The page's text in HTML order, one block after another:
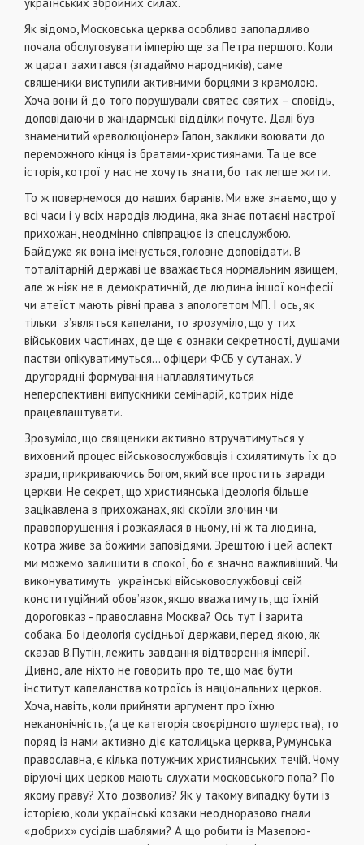
українських збройних силах.
Як відомо, Московська церква особливо запопадливо
почала обслуговувати імперію ще за Петра першого. Коли
ж царат захитався (згадаймо народників), саме
священики виступили активними борцями з крамолою.
Хоча вони й до того порушували святеє святих – сповідь,
доповідаючи в жандармські відділки почуте. Далі був
знаменитий «революціонер» Гапон, заклики воювати до
переможного кінця із братами-християнами. Та це все
історія, котрої у нас не хочуть знати, бо так легше жити.
То ж повернемося до наших баранів. Ми вже знаємо, що у
всі часи і у всіх народів людина, яка знає потаєні настрої
прихожан, неодмінно співпрацює із спецслужбою.
Байдуже як вона іменується, головне доповідати. В
тоталітарній державі це вважається нормальним явищем,
але ж ніяк не в демократичній, де людина іншої конфесії
чи атеїст мають рівні права з апологетом МП. І ось, як
тільки з’являться капелани, то зрозуміло, що у тих
військових частинах, де ще є ознаки секретності, душами
пастви опікуватимуться… офіцери ФСБ у сутанах. У
другорядні формування наплавлятимуться
неперспективні випускники семінарій, котрих ніде
працевлаштувати.
Зрозуміло, що священики активно втручатимуться у
виховний процес військовослужбовців і схилятимуть їх до
зради, прикриваючись Богом, який все простить заради
церкви. Не секрет, що християнська ідеологія більше
зацікавлена в прихожанах, які скоїли злочин чи
правопорушення і розкаялася в ньому, ні ж та людина,
котра живе за божими заповідями. Зрештою і цей аспект
ми можемо залишити в спокої, бо є значно важливіший. Чи
виконуватимуть українські військовослужбовці свій
конституційний обов’язок, якщо вважатимуть, що їхній
дороговказ - православна Москва? Ось тут і зарита
собака. Бо ідеологія сусідньої держави, перед якою, як
сказав В.Путін, лежить завдання відтворення імперії.
Дивно, але ніхто не говорить про те, що має бути
інститут капеланства котроїсь із національних церков.
Хоча, навіть, коли прийняти аргумент про їхню
неканонічність, (а це категорія своєрідного шулерства), то
поряд із нами активно діє католицька церква, Румунська
православна, є кілька потужних християнських течій. Чому
віруючі цих церков мають слухати московського попа? По
якому праву? Хто дозволив? Як у такому випадку бути із
історією, коли українські козаки неодноразово гнали
«добрих» сусідів шаблями? А що робити із Мазепою-